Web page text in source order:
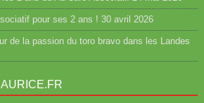
pour ses 2 ans ! 30 avril 2026
de la passion du toro bravo dans les Landes